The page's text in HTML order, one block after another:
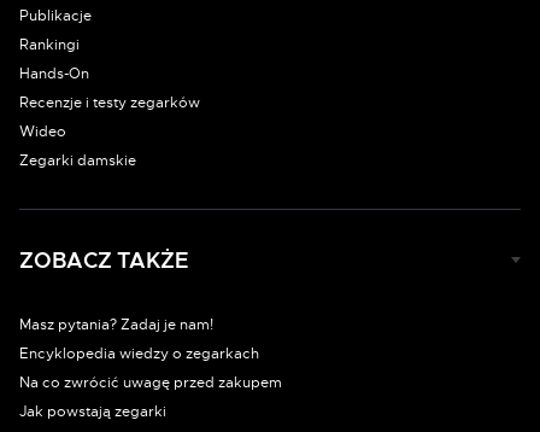
Publikacje
Rankingi
Hands-On
Recenzje i testy zegarków
Wideo
Zegarki damskie
ZOBACZ TAKŻE
Masz pytania? Zadaj je nam!
Encyklopedia wiedzy o zegarkach
Na co zwrócić uwagę przed zakupem
Jak powstają zegarki